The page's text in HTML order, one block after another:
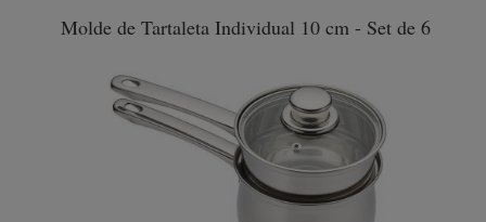
Molde de Tartaleta Individual 10 cm - Set de 6